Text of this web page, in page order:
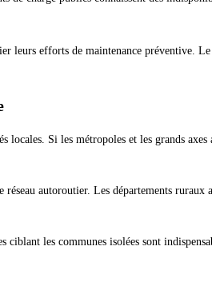
leurs efforts de maintenance préventive.
locales. Si les métropoles et les grands
autoroutier. Les départements
les communes isolées sont